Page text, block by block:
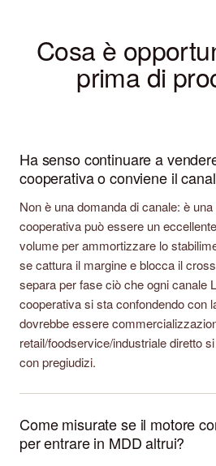
Cosa è
prima di
Ha senso continuare a
cooperativa o conviene il
Non è una domanda di canale: è
cooperativa può essere un
volume per ammortizzare lo
se cattura il margine e blocca il
separa per fase ciò che ogni canale
cooperativa si sta confondendo con
dovrebbe essere
retail/foodservice/industriale diretto
con pregiudizi.
Come misurate se il motore
per entrare in MDD altrui?